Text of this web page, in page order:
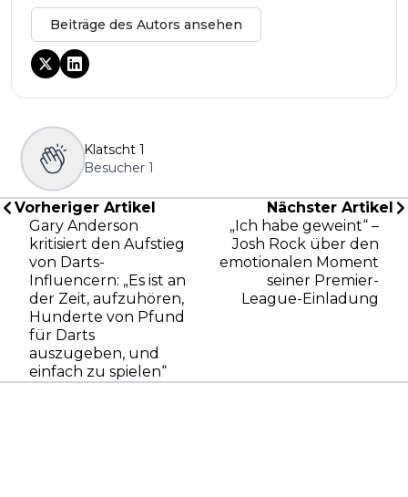
Beiträge des Autors ansehen
Klatscht 1
Besucher 1
Vorheriger Artikel
Gary Anderson
kritisiert den Aufstieg
von Darts-
Influencern: „Es ist an
der Zeit, aufzuhören,
Hunderte von Pfund
für Darts
auszugeben, und
einfach zu spielen“
Nächster Artikel
„Ich habe geweint“ –
Josh Rock über den
emotionalen Moment
seiner Premier-
League-Einladung